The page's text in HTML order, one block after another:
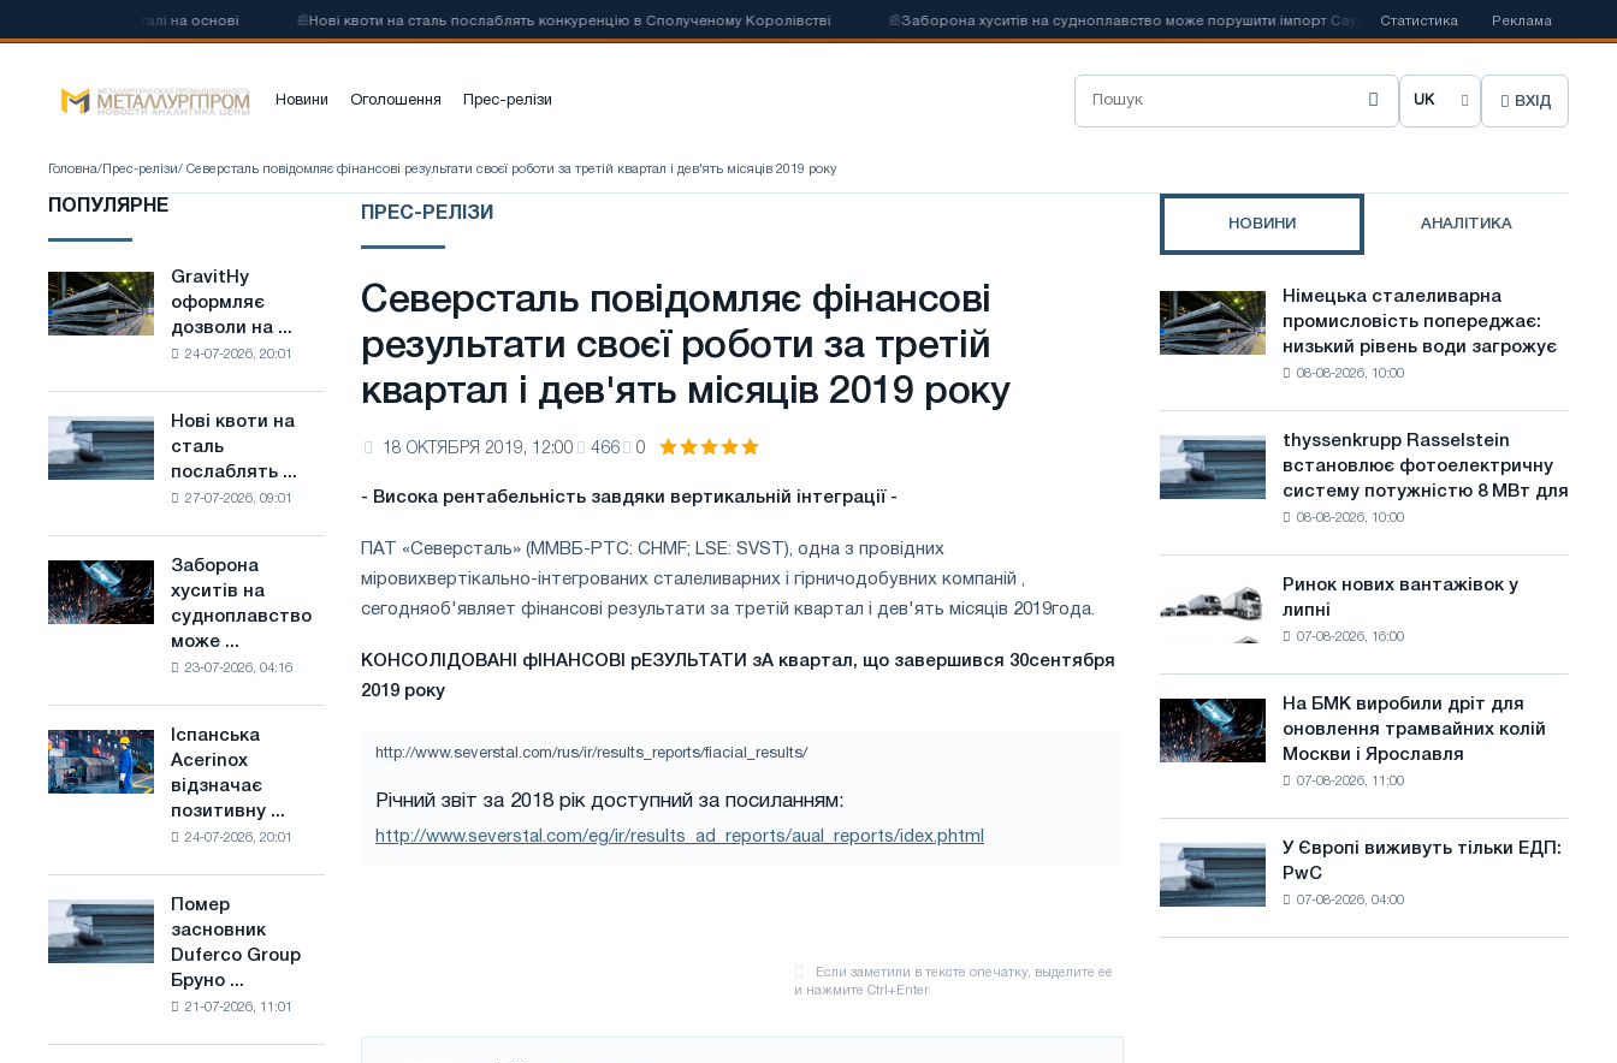
сталі на основі Нові квоти на сталь послаблять конкуренцію в Сполученому Королівстві Заборона хуситів на судноплавство може порушити імпорт Саудівської сталі Іспанська
Статистика Реклама
Новини Оголошення Прес-релізи
О
р
и
м
в
у
с
а
й
т
у
ВХІД
Головна/ Прес-релізи/ Северсталь повідомляє фінансові результати своєї роботи за третій квартал і дев'ять місяців 2019 року
ПОПУЛЯРНЕ
GravitHy
оформляє
дозволи
виробництва
на
основі
водню
у
GravitHy
оформляє
дозволи на ...
24-07-2026, 20:01
Нові
квоти
на
в
Сполученому
Нові квоти на
сталь
послаблять ...
27-07-2026, 09:01
Заборона
хуситів
на
судноплавство
Саудівської
сталі
Заборона
хуситів на
судноплавство
може ...
23-07-2026, 04:16
Іспанська
Acerinox
відзначає
півріччі
по
підтримці
Іспанська
Acerinox
відзначає
позитивну ...
24-07-2026, 20:01
Помер
засновник
Duferco
Помер
засновник
Duferco Group
Бруно ...
21-07-2026, 11:01
ПРЕС-РЕЛІЗИ
Северсталь повідомляє фінансові
результати своєї роботи за третій
квартал і дев'ять місяців 2019 року
18 ОКТЯБРЯ 2019, 12:00 466 0
- Висока рентабельність завдяки вертикальній інтеграції -
ПАТ «Северсталь» (ММВБ-РТС: CHMF; LSE: SVST), одна з провідних
міровихвертікально-інтегрованих сталеливарних і гірничодобувних компаній ,
сегодняоб'являет фінансові результати за третій квартал і дев'ять місяців 2019года.
КОНСОЛІДОВАНІ фІНАНСОВІ рЕЗУЛЬТАТИ зА квартал, що завершився 30сентября
2019 року
http://www.severstal.com/rus/ir/results_reports/fiacial_results/
Річний звіт за 2018 рік доступний за посиланням:
http://www.severstal.com/eg/ir/results_ad_reports/aual_reports/idex.phtml
НОВИНИ АНАЛІТИКА
Німецька
сталеливарна
промисловість
води
загрожує
Німецька сталеливарна
промисловість попереджає:
низький рівень води загрожує
08-08-2026, 10:00
thyssenkrupp
Rasselstein
встановлює
фотоелектричну
досягнення
цілей
декарбонізації
thyssenkrupp Rasselstein
встановлює фотоелектричну
систему потужністю 8 МВт для
08-08-2026, 10:00
Ринок
нових
вантажівок
Ринок нових вантажівок у
липні
07-08-2026, 16:00
На
БМК
виробили
трамвайних
колій
і
На БМК виробили дріт для
оновлення трамвайних колій
Москви і Ярославля
07-08-2026, 11:00
Європі
виживуть
У Європі виживуть тільки ЕДП:
PwC
07-08-2026, 04:00